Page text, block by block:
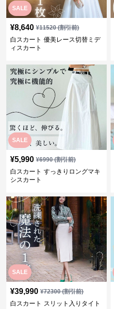
SALE
¥8,640 ¥11520(割引前)
白スカート 優美レース切替ミデ
ィスカート
SALE
¥5,990 ¥6990(割引前)
白スカート すっきりロングマキ
シスカート
SALE
¥39,990 ¥72300(割引前)
白スカート スリット入りタイト